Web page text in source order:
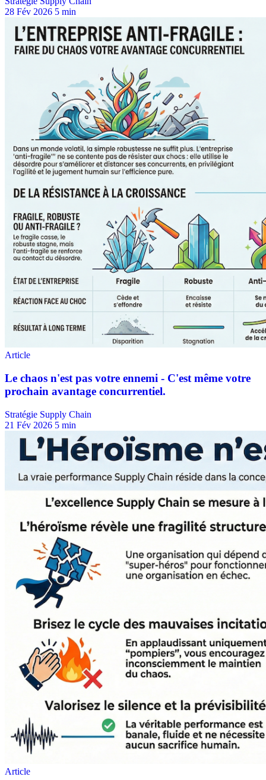
28 Fév 2026 5 min
Stratégie Supply Chain
21 Fév 2026 5 min